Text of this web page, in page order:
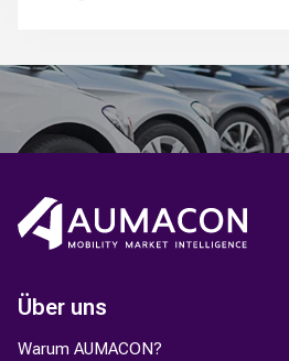
Über uns
Warum AUMACON?